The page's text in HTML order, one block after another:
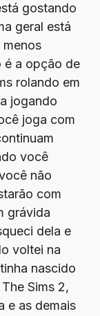
gostando
geral está
é a opção de
rolando em
jogando
joga com
você
não
com
grávida
dela e
voltei na
nascido
Sims 2,
e as demais